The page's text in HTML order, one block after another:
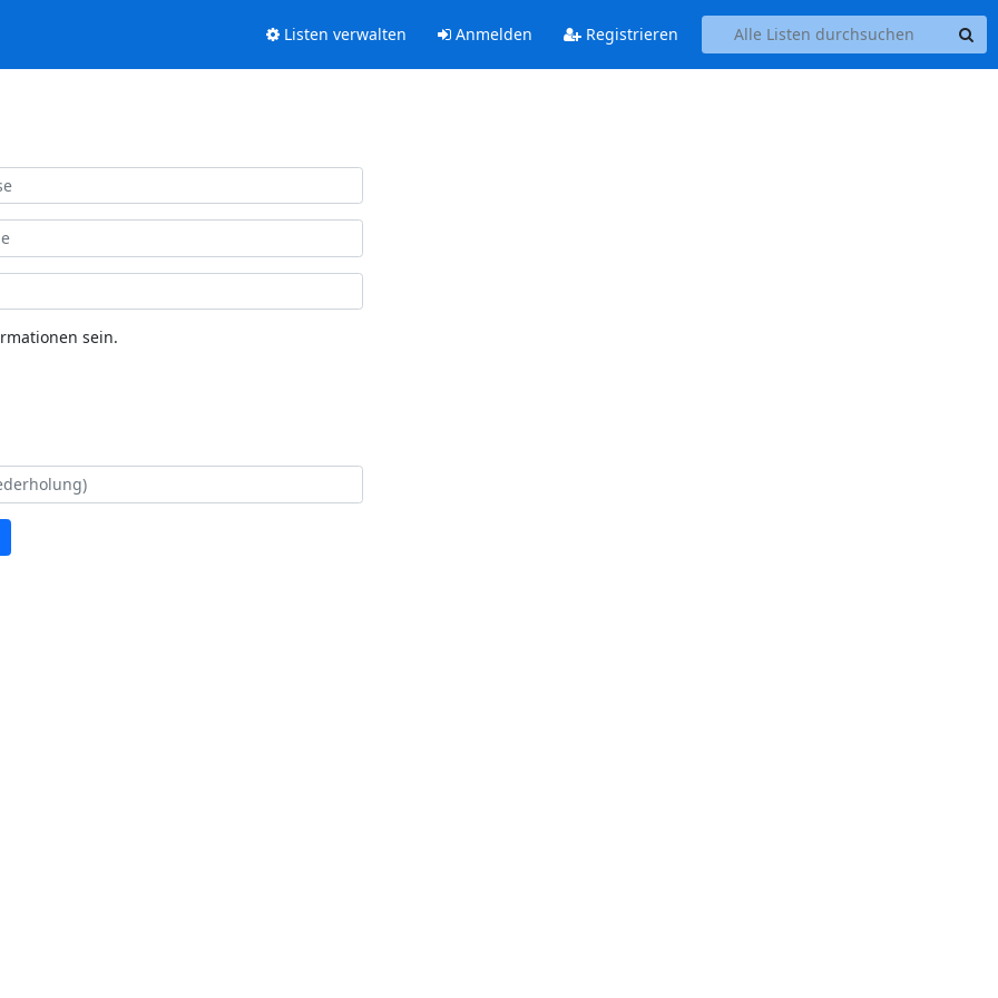
Listen verwalten Anmelden Registrieren
sein.